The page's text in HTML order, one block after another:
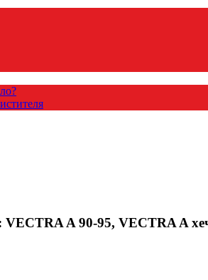
A 90-95, VECTRA A